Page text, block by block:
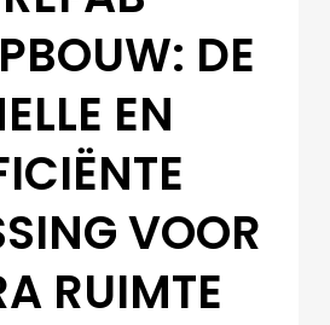
DE
EN
VOOR
RUIMTE